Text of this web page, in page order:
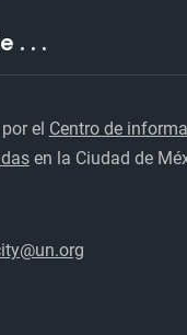
. . .
el Centro de
en la Ciudad de